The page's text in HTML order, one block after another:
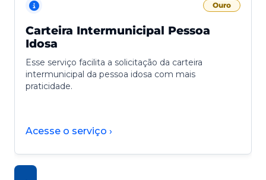
Ouro
Carteira Intermunicipal Pessoa
Idosa
Esse serviço facilita a solicitação da carteira
intermunicipal da pessoa idosa com mais
praticidade.
Acesse o serviço ›